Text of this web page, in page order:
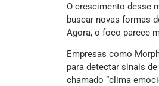
O crescimento desse
buscar novas formas
Agora, o foco parece
Empresas como
para detectar sinais
chamado “clima